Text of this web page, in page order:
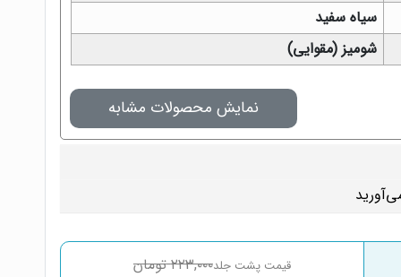
سیاه سفید
شومیز (مقوایی)
نمایش محصولات مشابه
۲۲۳,۰۰۰ تومان